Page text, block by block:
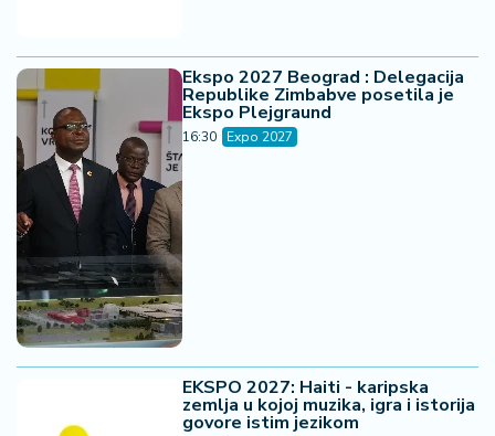
Ekspo 2027 Beograd : Delegacija
Republike Zimbabve posetila je
Ekspo Plejgraund
16:30 Expo 2027
EKSPO 2027: Haiti - karipska
zemlja u kojoj muzika, igra i istorija
govore istim jezikom